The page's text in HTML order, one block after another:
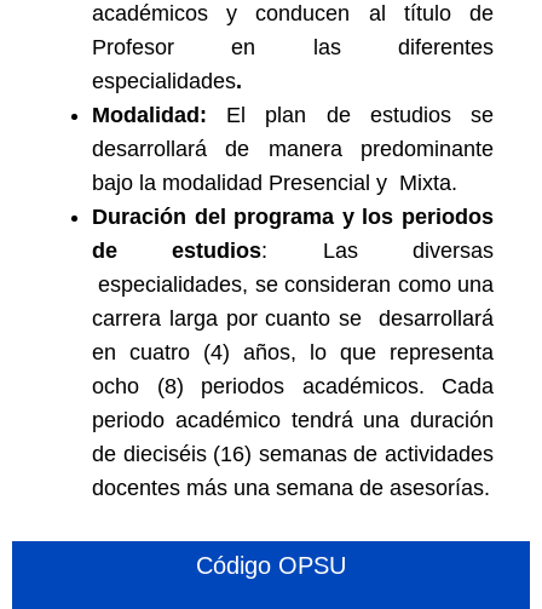
académicos y conducen al título de
Profesor en las diferentes
especialidades.
Modalidad: El plan de estudios se
desarrollará de manera predominante
bajo la modalidad Presencial y Mixta.
Duración del programa y los periodos
de estudios: Las diversas
especialidades, se consideran como una
carrera larga por cuanto se desarrollará
en cuatro (4) años, lo que representa
ocho (8) periodos académicos. Cada
periodo académico tendrá una duración
de dieciséis (16) semanas de actividades
docentes más una semana de asesorías.
Código OPSU